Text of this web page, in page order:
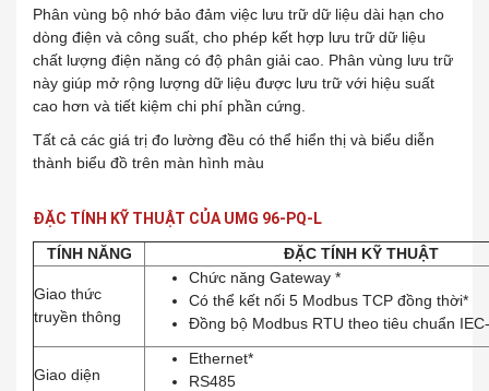
Phân vùng bộ nhớ bảo đảm việc lưu trữ dữ liệu dài hạn cho
dòng điện và công suất, cho phép kết hợp lưu trữ dữ liệu
chất lượng điện năng có độ phân giải cao. Phân vùng lưu trữ
này giúp mở rộng lượng dữ liệu được lưu trữ với hiệu suất
cao hơn và tiết kiệm chi phí phần cứng.
Tất cả các giá trị đo lường đều có thể hiển thị và biểu diễn
thành biểu đồ trên màn hình màu
ĐẶC TÍNH KỸ THUẬT CỦA UMG 96-PQ-L
TÍNH NĂNG
ĐẶC TÍNH KỸ THUẬT
Giao thức
truyền thông
Chức năng Gateway *
Có thể kết nối 5 Modbus TCP đồng thời*
Đồng bộ Modbus RTU theo tiêu chuẩn
Giao diện
Ethernet*
RS485